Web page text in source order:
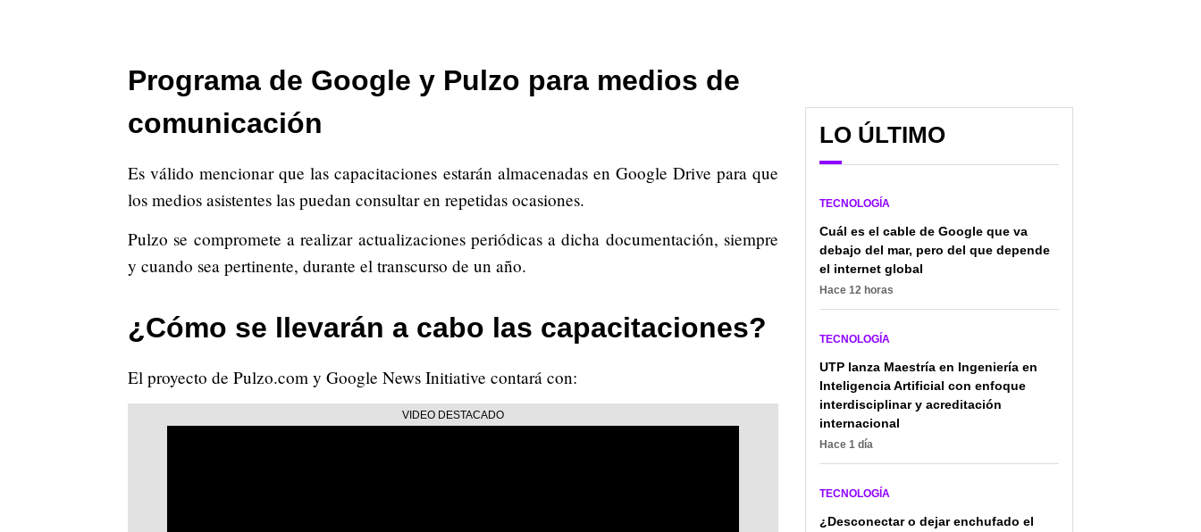
Programa de Google y Pulzo para medios de
comunicación
Es válido mencionar que las capacitaciones estarán almacenadas en Google Drive para que
los medios asistentes las puedan consultar en repetidas ocasiones.
Pulzo se compromete a realizar actualizaciones periódicas a dicha documentación, siempre
y cuando sea pertinente, durante el transcurso de un año.
¿Cómo se llevarán a cabo las capacitaciones?
El proyecto de Pulzo.com y Google News Initiative contará con:
LO ÚLTIMO
TECNOLOGÍA
Cuál es el cable de Google que va
debajo del mar, pero del que depende
el internet global
Hace 12 horas
TECNOLOGÍA
UTP lanza Maestría en Ingeniería en
Inteligencia Artificial con enfoque
interdisciplinar y acreditación
internacional
Hace 1 día
TECNOLOGÍA
¿Desconectar o dejar enchufado el